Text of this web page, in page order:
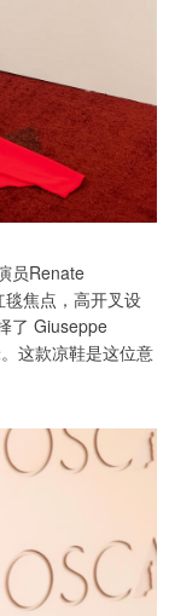
员Renate
焦点，高开叉设
了 Giuseppe
这款凉鞋是这位意